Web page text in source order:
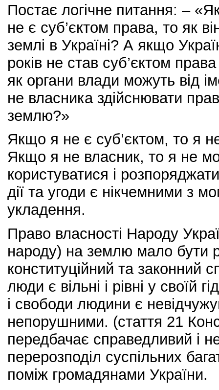
Постає логічне питання: –
не є суб’єктом права, то як
землі в Україні? А якщо
років не став суб’єктом
як органи влади можуть від
не власника здійснювати
землю?»
Якщо я не є суб’єктом, то я
Якщо я не власник, то я не
користуватися і
дії та угоди є нікчемними з
укладення.
Право власності Народу
народу) на землю мало бути
конституційний та законний
люди є вільні і рівні у своїй
і свободи людини є
непорушними. (стаття 21
передбачає справедливий і
перерозподіл суспільних
поміж громадянами України.